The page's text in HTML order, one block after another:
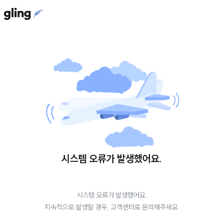
시스템 오류가 발생했어요.
시스템 오류가 발생했어요.
지속적으로 발생할 경우, 고객센터로 문의해주세요.